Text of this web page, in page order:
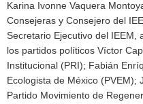
Karina Ivonne Vaquera
Consejeras y Consejero del
Secretario Ejecutivo del IEEM,
los partidos políticos Víctor
Institucional (PRI); Fabián
Ecologista de México (PVEM);
Partido Movimiento de